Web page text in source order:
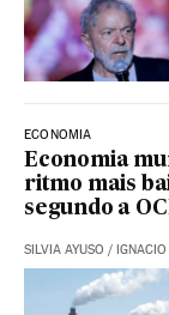
ECONOMIA
Economia
ritmo mais
segundo a
SILVIA AYUSO /